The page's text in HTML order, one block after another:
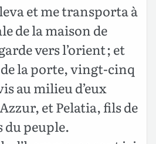
et me transporta à
de la maison de
vers l’orient ; et
de la porte, vingt-cinq
au milieu d’eux
et Pelatia, fils de
du peuple.